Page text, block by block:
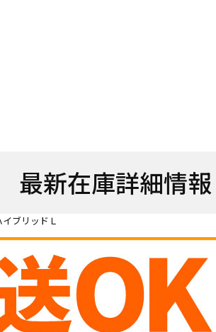
最新在庫詳細情報
ブリッドＬ